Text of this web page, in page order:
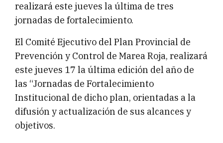
realizará este jueves la última de tres
jornadas de fortalecimiento.
El Comité Ejecutivo del Plan Provincial de
Prevención y Control de Marea Roja, realizará
este jueves 17 la última edición del año de
las “Jornadas de Fortalecimiento
Institucional de dicho plan, orientadas a la
difusión y actualización de sus alcances y
objetivos.